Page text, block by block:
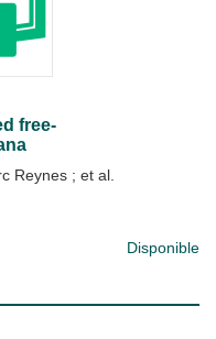
free-
Reynes ; et al.
Disponible